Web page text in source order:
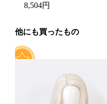
8,504円
他にも買ったもの